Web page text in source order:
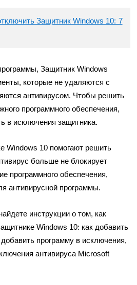
Защитник Windows 10: 7
Защитник Windows
которые не удаляются с
антивирусом. Чтобы решить
программного обеспечения,
в исключения защитника.
Windows 10 помогают решить
больше не блокирует
программного обеспечения,
антивирусной программы.
инструкции о том, как
Windows 10: как добавить
программу в исключения,
антивируса Microsoft